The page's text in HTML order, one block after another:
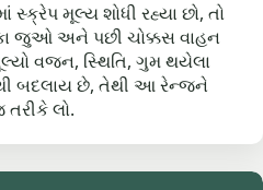
સ્ક્રેપ મૂલ્ય શોધી રહ્યા છો, તો
જુઓ અને પછી ચોક્કસ વાહન
વજન, સ્થિતિ, ગુમ થયેલા
બદલાય છે, તેથી આ રેન્જને
લો.